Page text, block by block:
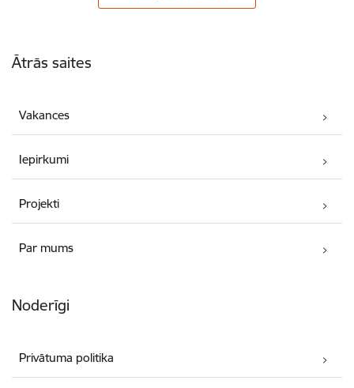
Ātrās saites
Vakances
Iepirkumi
Projekti
Par mums
Noderīgi
Privātuma politika